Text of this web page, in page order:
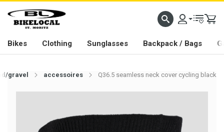
PASSION IN ALL WE DO
Bikes Clothing Sunglasses Backpack / Bags
gravel accessoires Q36.5 seamless neck cover cycling black